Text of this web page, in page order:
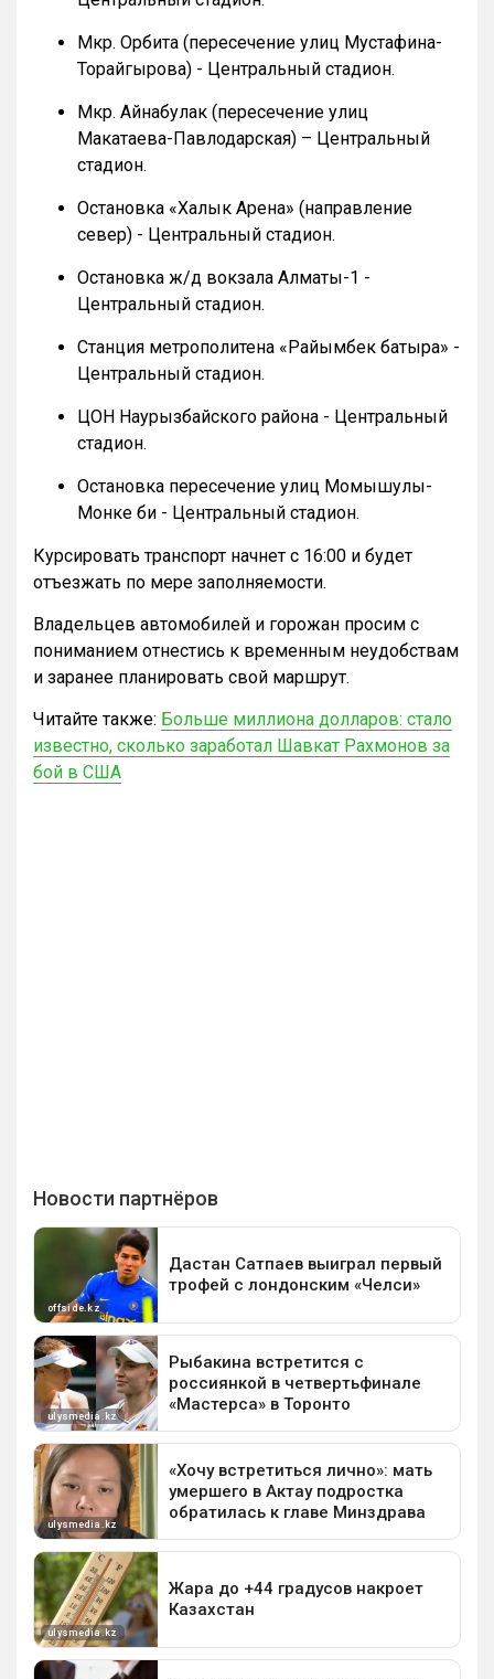
Мкр. Орбита (пересечение улиц Мустафина-
Торайгырова) - Центральный стадион.
Мкр. Айнабулак (пересечение улиц
Макатаева-Павлодарская) – Центральный
стадион.
Остановка «Халык Арена» (направление
север) - Центральный стадион.
Остановка ж/д вокзала Алматы-1 -
Центральный стадион.
Станция метрополитена «Райымбек батыра» -
Центральный стадион.
ЦОН Наурызбайского района - Центральный
стадион.
Остановка пересечение улиц Момышулы-
Монке би - Центральный стадион.
Курсировать транспорт начнет с 16:00 и будет
отъезжать по мере заполняемости.
Владельцев автомобилей и горожан просим с
пониманием отнестись к временным неудобствам
и заранее планировать свой маршрут.
Читайте также: Больше миллиона долларов: стало
известно, сколько заработал Шавкат Рахмонов за
бой в США